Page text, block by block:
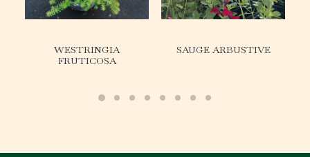
WESTRINGIA
FRUTICOSA
SAUGE ARBUSTIVE